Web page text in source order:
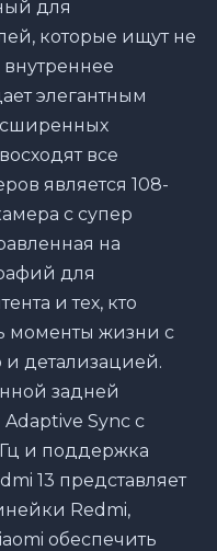
для
которые ищут не
элегантным
все
является 108-
с супер
на
для
и тех, кто
моменты жизни с
детализацией.
задней
Sync с
и поддержка
13 представляет
Redmi,
обеспечить